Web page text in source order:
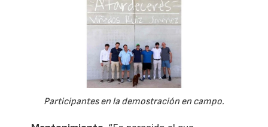
Participantes en la demostración en campo.